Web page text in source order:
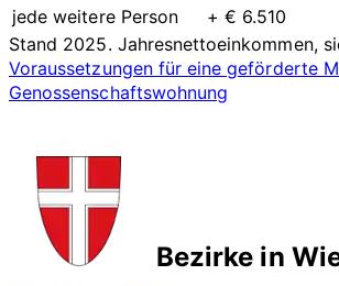
jede weitere Person
+ € 6.510
Stand 2025. Jahresnettoeinkommen,
Voraussetzungen für eine geförderte
Genossenschaftswohnung
Bezirke in